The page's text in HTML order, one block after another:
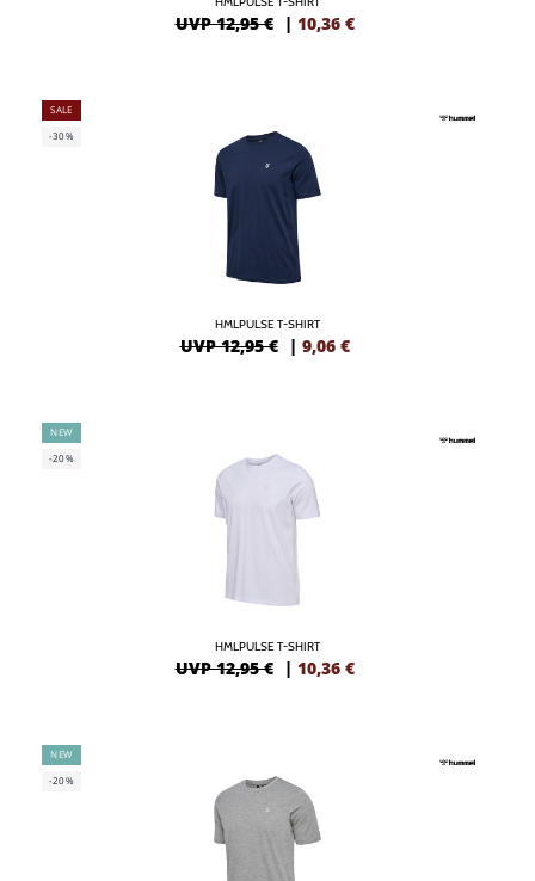
UVP 12,95 € | 10,36 €
SALE
-30%
HMLPULSE T-SHIRT
UVP 12,95 € | 9,06 €
NEW
-20%
HMLPULSE T-SHIRT
UVP 12,95 € | 10,36 €
NEW
-20%